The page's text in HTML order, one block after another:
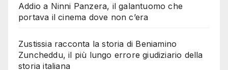
Addio a Ninni Panzera, il galantuomo che
portava il cinema dove non c’era
Zustissia racconta la storia di Beniamino
Zuncheddu, il più lungo errore giudiziario della
storia italiana